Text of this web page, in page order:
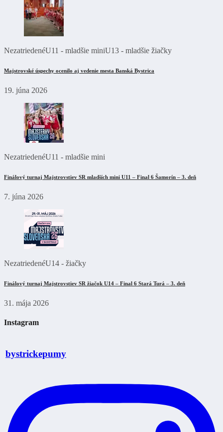
NezatriedenéU11 - mladšie miniU13 - mladšie žiačky
Majstrovské úspechy ocenilo aj vedenie mesta Banská Bystrica
19. júna 2026
NezatriedenéU11 - mladšie mini
Finálový turnaj Majstrovstiev SR mladších mini U11 – Final 6 Šamorín – 3. deň
7. júna 2026
NezatriedenéU14 - žiačky
Finálový turnaj Majstrovstiev SR žiačok U14 – Final 6 Stará Turá – 3. deň
31. mája 2026
Instagram
bystrickepumy